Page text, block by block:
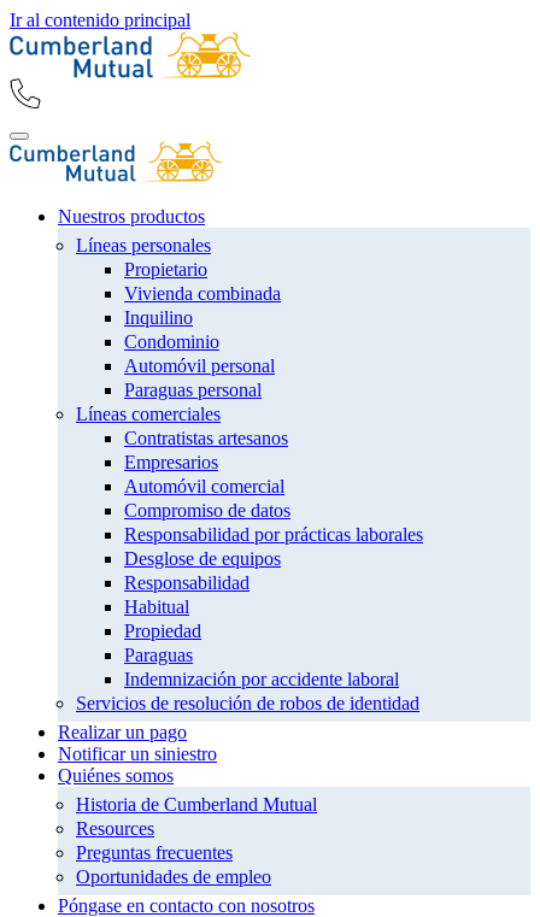
Ir al contenido principal
Nuestros productos
Líneas personales
Propietario
Vivienda combinada
Inquilino
Condominio
Automóvil personal
Paraguas personal
Líneas comerciales
Contratistas artesanos
Empresarios
Automóvil comercial
Compromiso de datos
Responsabilidad por prácticas laborales
Desglose de equipos
Responsabilidad
Habitual
Propiedad
Paraguas
Indemnización por accidente laboral
Servicios de resolución de robos de identidad
Realizar un pago
Notificar un siniestro
Quiénes somos
Historia de Cumberland Mutual
Resources
Preguntas frecuentes
Oportunidades de empleo
Póngase en contacto con nosotros